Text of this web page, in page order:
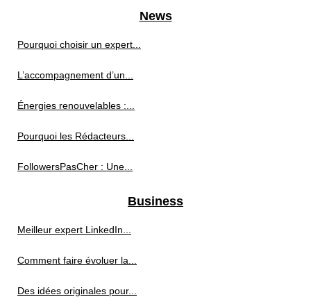
News
Pourquoi choisir un expert...
L’accompagnement d’un...
Énergies renouvelables :...
Pourquoi les Rédacteurs...
FollowersPasCher : Une...
Business
Meilleur expert LinkedIn...
Comment faire évoluer la...
Des idées originales pour...